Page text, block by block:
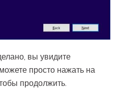
вы увидите
просто нажать на
продолжить.